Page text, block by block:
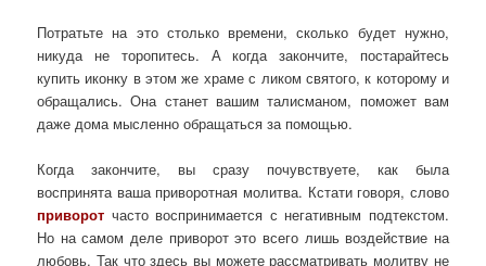
Потратьте на это столько времени, сколько будет нужно,
никуда не торопитесь. А когда закончите, постарайтесь
купить иконку в этом же храме с ликом святого, к которому и
обращались. Она станет вашим талисманом, поможет вам
даже дома мысленно обращаться за помощью.
Когда закончите, вы сразу почувствуете, как была
воспринята ваша приворотная молитва. Кстати говоря, слово
приворот часто воспринимается с негативным подтекстом.
Но на самом деле приворот это всего лишь воздействие на
любовь. Так что здесь вы можете рассматривать молитву не